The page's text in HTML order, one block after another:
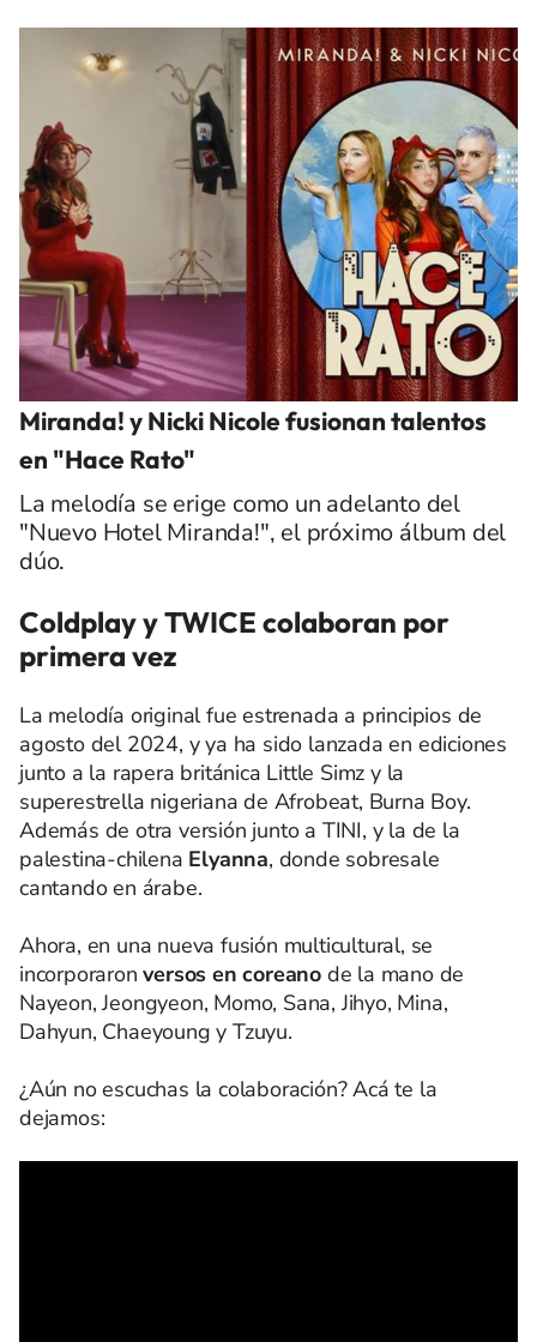
Miranda! y Nicki Nicole fusionan talentos
en "Hace Rato"
La melodía se erige como un adelanto del
"Nuevo Hotel Miranda!", el próximo álbum del
dúo.
Coldplay y TWICE colaboran por
primera vez
La melodía original fue estrenada a principios de
agosto del 2024, y ya ha sido lanzada en ediciones
junto a la rapera británica Little Simz y la
superestrella nigeriana de Afrobeat, Burna Boy.
Además de otra versión junto a TINI, y la de la
palestina-chilena Elyanna, donde sobresale
cantando en árabe.
Ahora, en una nueva fusión multicultural, se
incorporaronversos en coreano de la mano de
Nayeon, Jeongyeon, Momo, Sana, Jihyo, Mina,
Dahyun, Chaeyoung y Tzuyu.
¿Aún no escuchas la colaboración? Acá te la
dejamos: